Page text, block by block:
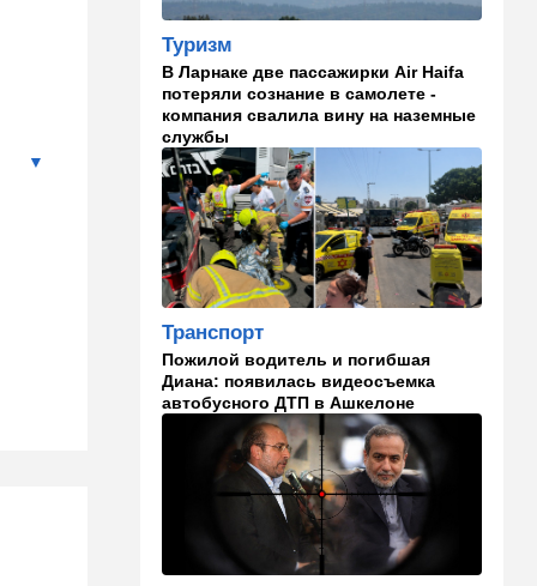
Трампу с отчаянной
07:20 Ближний Восток
Американская блокада
парализовала экспорт
иранской нефти
06:45 Здоровье
Всего 15 минут сна могут
изменить здоровье:
результаты нового
исследования
02:30 Израиль
Погода в Израиле на
неделю: жаркие деньки
Ближний Восток
Треугольник будет выпит:
"исламский НАТО" угрожает
расширением и
международной изоляцией
Израиля
Туризм
В Ларнаке две пассажирки Air Haifa
потеряли сознание в самолете -
компания свалила вину на наземные
службы
Транспорт
Пожилой водитель и погибшая
Диана: появилась видеосъемка
автобусного ДТП в Ашкелоне